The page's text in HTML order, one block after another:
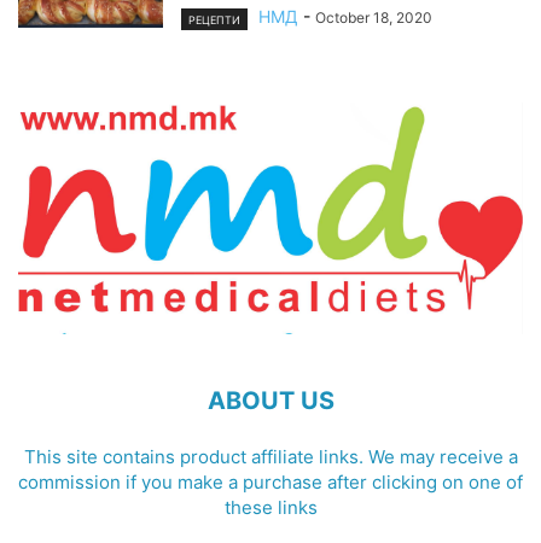
РЕЦЕПТИ НМД - October 18, 2020
ABOUT US
This site contains product affiliate links. We may receive a
commission if you make a purchase after clicking on one of
these links